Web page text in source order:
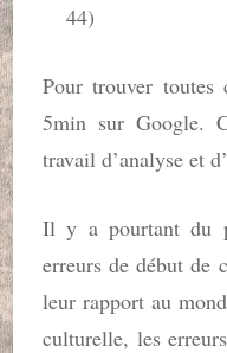
44)
Pour trouver
5min sur Google.
travail d’analyse et
Il y a pourtant du
erreurs de début de
leur rapport au
culturelle, les